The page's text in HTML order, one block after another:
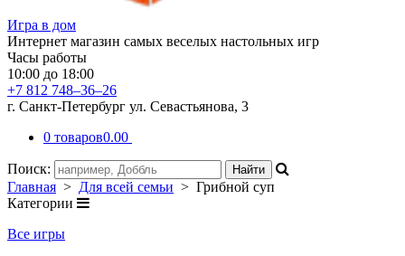
Игра в дом
Интернет магазин самых веселых настольных игр
Часы работы
10:00 до 18:00
+7 812 748–36–26
г. Санкт-Петербург ул. Севастьянова, 3
0 товаров0.00
Поиск:
Главная > Для всей семьи > Грибной суп
Категории
Все игры